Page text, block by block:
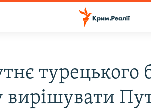
турецького